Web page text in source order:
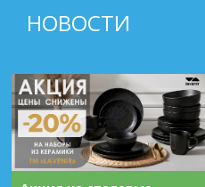
НОВОСТИ